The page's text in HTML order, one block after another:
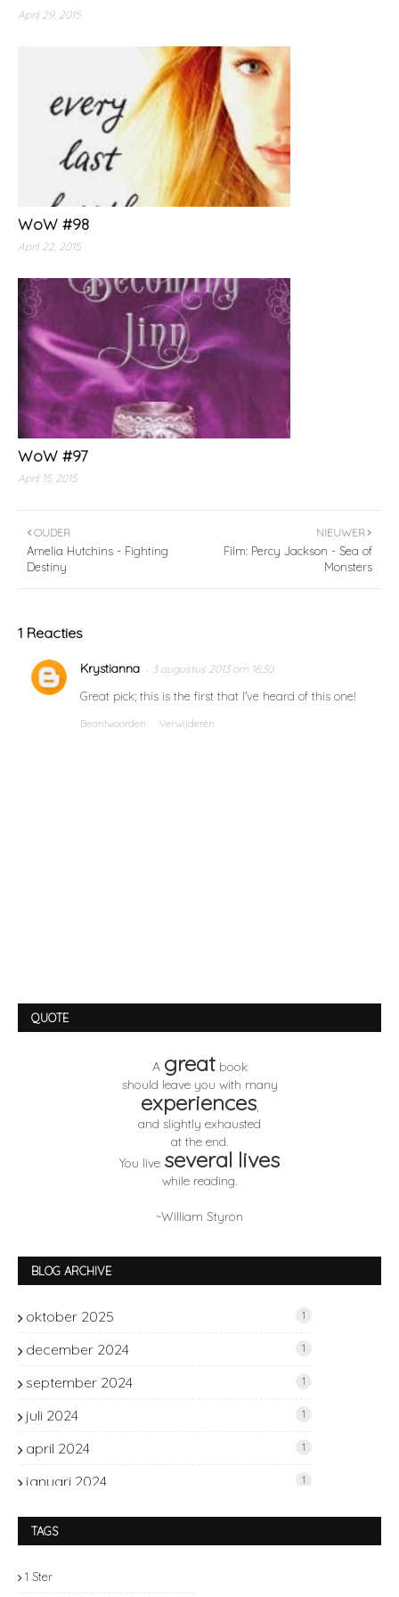
April 29, 2015
WoW #98
April 22, 2015
WoW #97
April 15, 2015
NIEUWER
Film: Percy Jackson - Sea of
Monsters
OUDER
Amelia Hutchins - Fighting
Destiny
1 Reacties
Krystianna 3 augustus 2013 om 16:30
Great pick; this is the first that I've heard of this one!
Beantwoorden Verwijderen
QUOTE
A greatbook
should leave you with many
experiences,
and slightly exhausted
at the end.
You live several lives
while reading.
~William Styron
BLOG ARCHIVE
oktober 2025 1
december 2024 1
september 2024 1
juli 2024 1
april 2024 1
januari 2024 1
november 2023
oktober 2023 1
september 2023
TAGS
1 Ster